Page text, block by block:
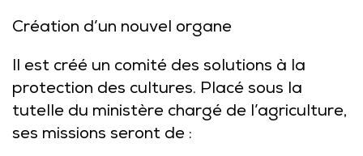
Création d’un nouvel organe
Il est créé un comité des solutions à la
protection des cultures. Placé sous la
tutelle du ministère chargé de l’agriculture,
ses missions seront de :